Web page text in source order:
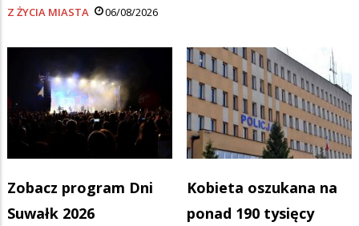
Z ŻYCIA MIASTA 06/08/2026
Zobacz program Dni
Suwałk 2026
Kobieta oszukana na
ponad 190 tysięcy